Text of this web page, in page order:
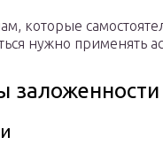
которые
нужно применять
заложенности